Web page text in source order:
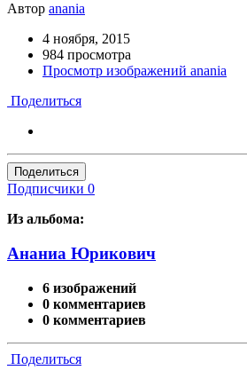
Автор anania
4 ноября, 2015
984 просмотра
Просмотр изображений anania
Поделиться
Поделиться
Подписчики 0
Из альбома:
Ананиа Юрикович
6 изображений
0 комментариев
0 комментариев
Поделиться